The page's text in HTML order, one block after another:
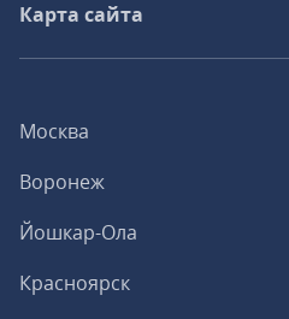
Москва
Воронеж
Йошкар-Ола
Красноярск
Карта сайта